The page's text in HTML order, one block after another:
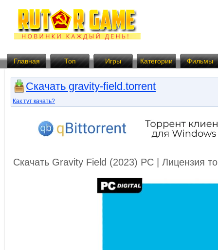
Главная Топ Игры Категории Фильмы
Скачать gravity-field.torrent
Как тут качать?
Скачать Gravity Field (2023) PC | Лицензия